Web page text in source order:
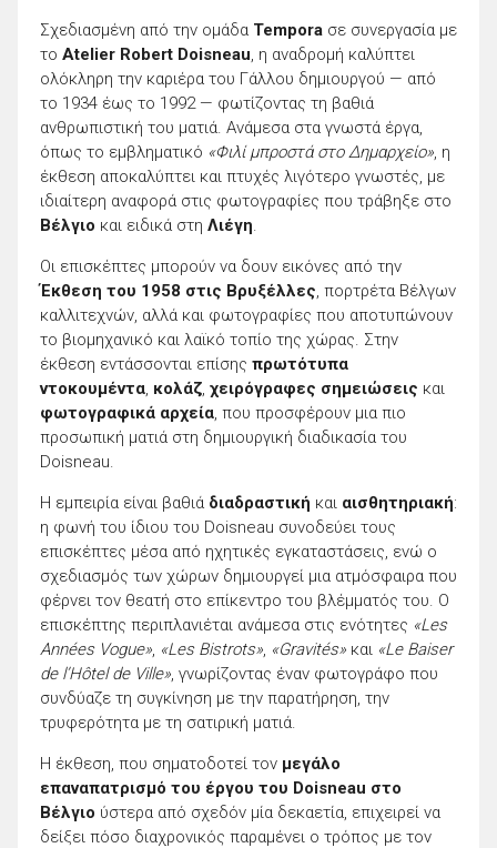
Σχεδιασμένη από την ομάδα Tempora σε συνεργασία με
το Atelier Robert Doisneau, η αναδρομή καλύπτει
ολόκληρη την καριέρα του Γάλλου δημιουργού — από
το 1934 έως το 1992 — φωτίζοντας τη βαθιά
ανθρωπιστική του ματιά. Ανάμεσα στα γνωστά έργα,
όπως το εμβληματικό «Φιλί μπροστά στο Δημαρχείο», η
έκθεση αποκαλύπτει και πτυχές λιγότερο γνωστές, με
ιδιαίτερη αναφορά στις φωτογραφίες που τράβηξε στο
Βέλγιο και ειδικά στη Λιέγη.
Οι επισκέπτες μπορούν να δουν εικόνες από την
Έκθεση του 1958 στις Βρυξέλλες, πορτρέτα Βέλγων
καλλιτεχνών, αλλά και φωτογραφίες που αποτυπώνουν
το βιομηχανικό και λαϊκό τοπίο της χώρας. Στην
έκθεση εντάσσονται επίσης πρωτότυπα
ντοκουμέντα, κολάζ, χειρόγραφες σημειώσεις και
φωτογραφικά αρχεία, που προσφέρουν μια πιο
προσωπική ματιά στη δημιουργική διαδικασία του
Doisneau.
Η εμπειρία είναι βαθιά διαδραστική και αισθητηριακή:
η φωνή του ίδιου του Doisneau συνοδεύει τους
επισκέπτες μέσα από ηχητικές εγκαταστάσεις, ενώ ο
σχεδιασμός των χώρων δημιουργεί μια ατμόσφαιρα που
φέρνει τον θεατή στο επίκεντρο του βλέμματός του. Ο
επισκέπτης περιπλανιέται ανάμεσα στις ενότητες «Les
Années Vogue», «Les Bistrots», «Gravités» και «Le Baiser
de l’Hôtel de Ville», γνωρίζοντας έναν φωτογράφο που
συνδύαζε τη συγκίνηση με την παρατήρηση, την
τρυφερότητα με τη σατιρική ματιά.
Η έκθεση, που σηματοδοτεί τον μεγάλο
επαναπατρισμό του έργου του Doisneau στο
Βέλγιο ύστερα από σχεδόν μία δεκαετία, επιχειρεί να
δείξει πόσο διαχρονικός παραμένει ο τρόπος με τον